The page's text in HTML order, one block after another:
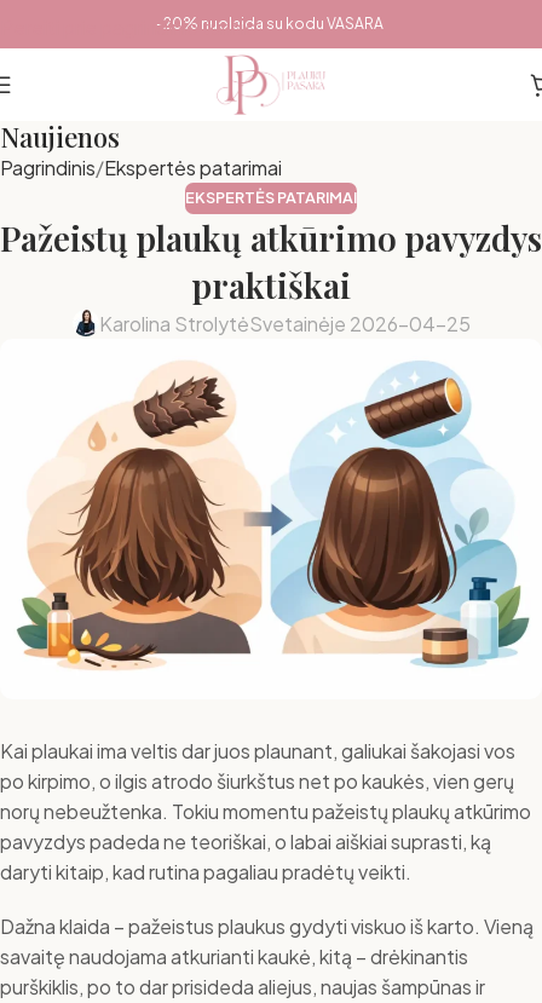
Pereiti prie pagrindinio turinio-20% nuolaida su kodu VASARA
Naujienos
Pagrindinis Ekspertės patarimai
EKSPERTĖS PATARIMAI
Pažeistų plaukų atkūrimo pavyzdys
praktiškai
Karolina StrolytėSvetainėje 2026-04-25
Kai plaukai ima veltis dar juos plaunant, galiukai šakojasi vos
po kirpimo, o ilgis atrodo šiurkštus net po kaukės, vien gerų
norų nebeužtenka. Tokiu momentu pažeistų plaukų atkūrimo
pavyzdys padeda ne teoriškai, o labai aiškiai suprasti, ką
daryti kitaip, kad rutina pagaliau pradėtų veikti.
Dažna klaida – pažeistus plaukus gydyti viskuo iš karto. Vieną
savaitę naudojama atkurianti kaukė, kitą – drėkinantis
purškiklis, po to dar prisideda aliejus, naujas šampūnas ir